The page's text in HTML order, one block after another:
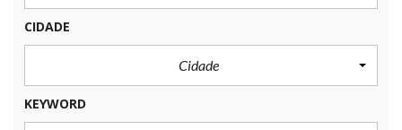
CIDADE
Cidade
KEYWORD